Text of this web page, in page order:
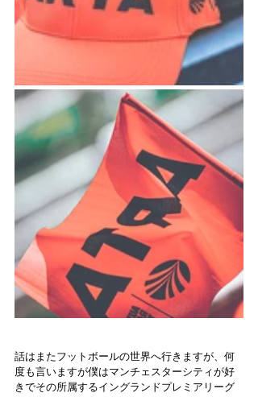
話はまたフットボールの世界へ行きますが、何
度も言いますが僕はマンチェスターシティが好
きでその所属するイングランドプレミアリーグ